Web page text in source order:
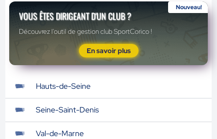
Nouveau!
VOUS ÊTES DIRIGEANT D'UN CLUB ?
Découvrez l'outil de gestion club SportCorico !
En savoir plus
Hauts-de-Seine
Seine-Saint-Denis
Val-de-Marne